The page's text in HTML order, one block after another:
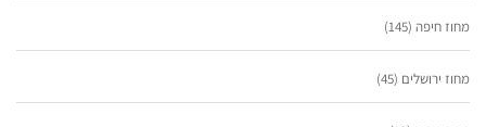
מחוז חיפה (145)
מחוז ירושלים (45)